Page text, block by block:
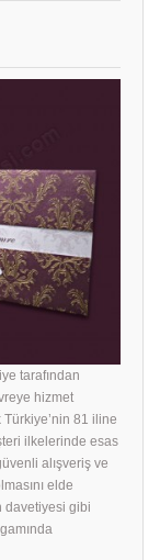
tarafından
hizmet
81 iline
ilkelerinde esas
alışveriş ve
elde
davetiyesi gibi